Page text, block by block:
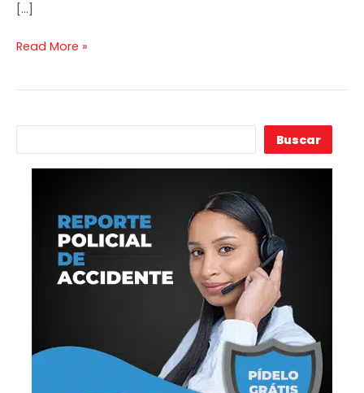
[…]
Heridos
Escondido
Read More »
Buscar